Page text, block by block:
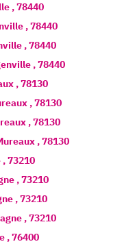
,78440
,78440
,78440
,78440
,78130
,78130
,78130
,78130
,73210
,73210
,73210
,73210
,76400